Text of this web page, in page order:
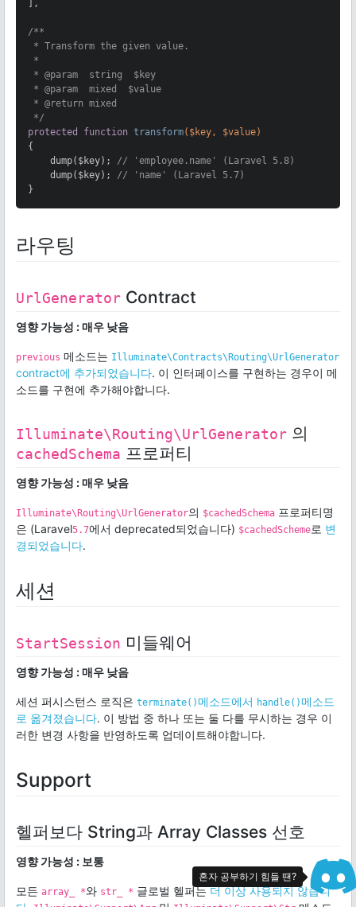
],
/**
* Transform the given value.
*
* @param
  string  $key
* @param
  mixed  $value
* @return mixed
*/
protected
function transform($key, $value)
{
    dump($key);
// 'employee.name' (Laravel 5.8)
    dump($key);
// 'name' (Laravel 5.7)
}
라우팅
UrlGenerator Contract
영향 가능성 : 매우 낮음
previous 메소드는 Illuminate\Contracts\Routing\UrlGenerator
contract에 추가되었습니다. 이 인터페이스를 구현하는 경우이 메
소드를 구현에 추가해야합니다.
Illuminate\Routing\UrlGenerator 의
cachedSchema 프로퍼티
영향 가능성 : 매우 낮음
Illuminate\Routing\UrlGenerator의 $cachedSchema 프로퍼티명
은 (Laravel5.7에서 deprecated되었습니다) $cachedScheme로 변
경되었습니다.
세션
StartSession 미들웨어
영향 가능성 : 매우 낮음
세션 퍼시스턴스 로직은 terminate()메소드에서 handle()메소드
로 옮겨졌습니다. 이 방법 중 하나 또는 둘 다를 무시하는 경우 이
러한 변경 사항을 반영하도록 업데이트해야합니다.
Support
헬퍼보다 String과 Array Classes 선호
영향 가능성 : 보통
모든 array_ *와 str_ * 글로벌 헬퍼는더 이상 사용되지 않습니
혼자 공부하기 힘들 땐?